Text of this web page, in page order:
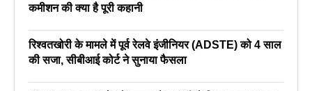
कमीशन की क्या है पूरी कहानी
रिश्वतखोरी के मामले में पूर्व रेलवे इंजीनियर (ADSTE) को 4 साल
की सजा, सीबीआई कोर्ट ने सुनाया फैसला